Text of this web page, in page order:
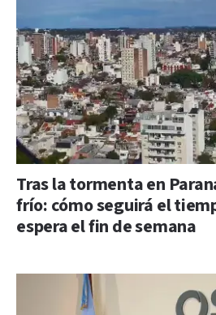
Tras la tormenta en
frío: cómo seguirá el
espera el fin de semana